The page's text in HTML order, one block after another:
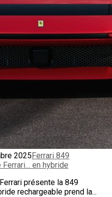
2025Ferrari 849
en hybride
présente la 849
rechargeable prend la...